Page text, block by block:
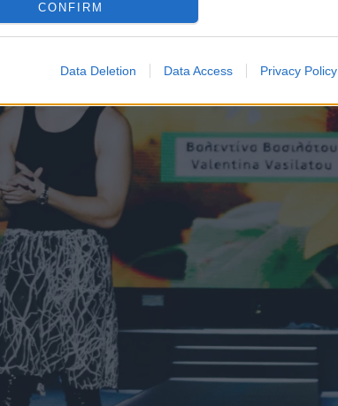
CONFIRM
Data Deletion Data Access Privacy Policy